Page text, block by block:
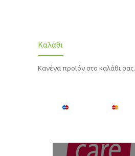
Καλάθι
Κανένα προϊόν στο καλάθι σας.